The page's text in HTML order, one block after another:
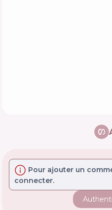
Pour ajouter un
connecter.